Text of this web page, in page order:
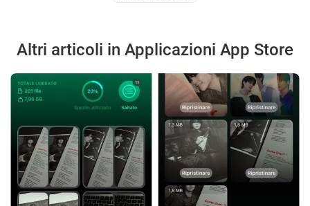
Altri articoli in Applicazioni App Store